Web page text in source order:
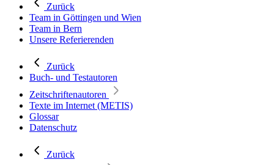
Zurück
Team in Göttingen und Wien
Team in Bern
Unsere Referierenden
Zurück
Buch- und Testautoren
Zeitschriftenautoren
Texte im Internet (METIS)
Glossar
Datenschutz
Zurück